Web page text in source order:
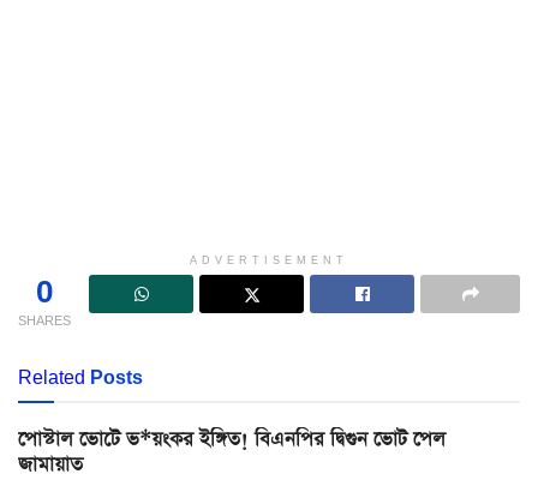
ADVERTISEMENT
0
SHARES
Related Posts
পোস্টাল ভোটে ভ*য়ংকর ইঙ্গিত! বিএনপির দ্বিগুন ভোট পেল
জামায়াত